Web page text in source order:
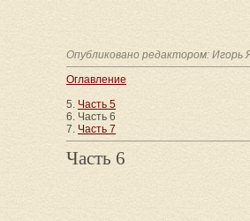
Опубликовано редактором: Игорь
Оглавление
5. Часть 5
6. Часть 6
7. Часть 7
Часть 6